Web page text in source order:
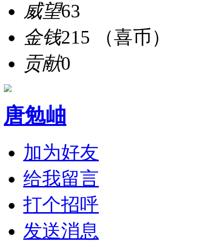
威望63
金钱215 （喜币）
贡献0
唐勉岫
加为好友
给我留言
打个招呼
发送消息